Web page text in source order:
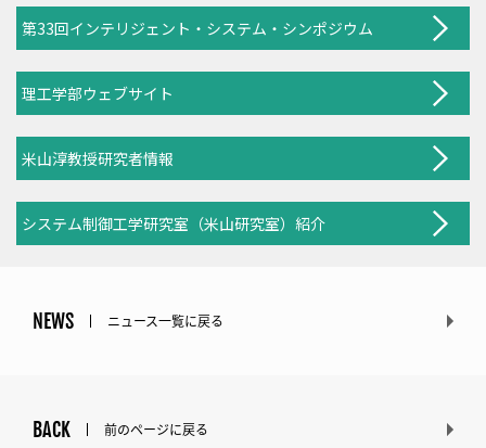
第33回インテリジェント・システム・シンポジウム
理工学部ウェブサイト
米山淳教授研究者情報
システム制御工学研究室（米山研究室）紹介
NEWS ニュース一覧に戻る
BACK 前のページに戻る